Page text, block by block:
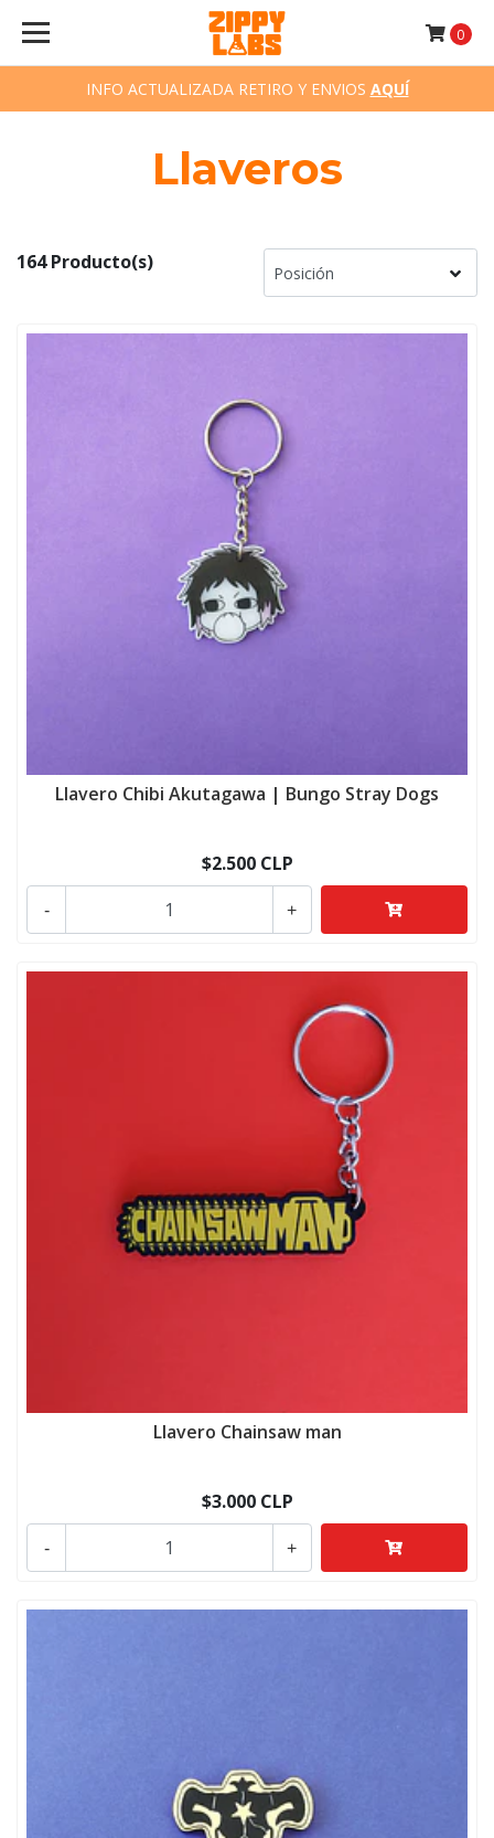
INFO ACTUALIZADA RETIRO Y ENVIOS AQUÍ
0
Llaveros
164 Producto(s)
Llavero Chibi Akutagawa | Bungo Stray Dogs
$2.500 CLP
+
-
Llavero Chainsaw man
$3.000 CLP
+
-